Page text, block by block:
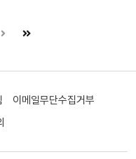
이메일무단수집거부